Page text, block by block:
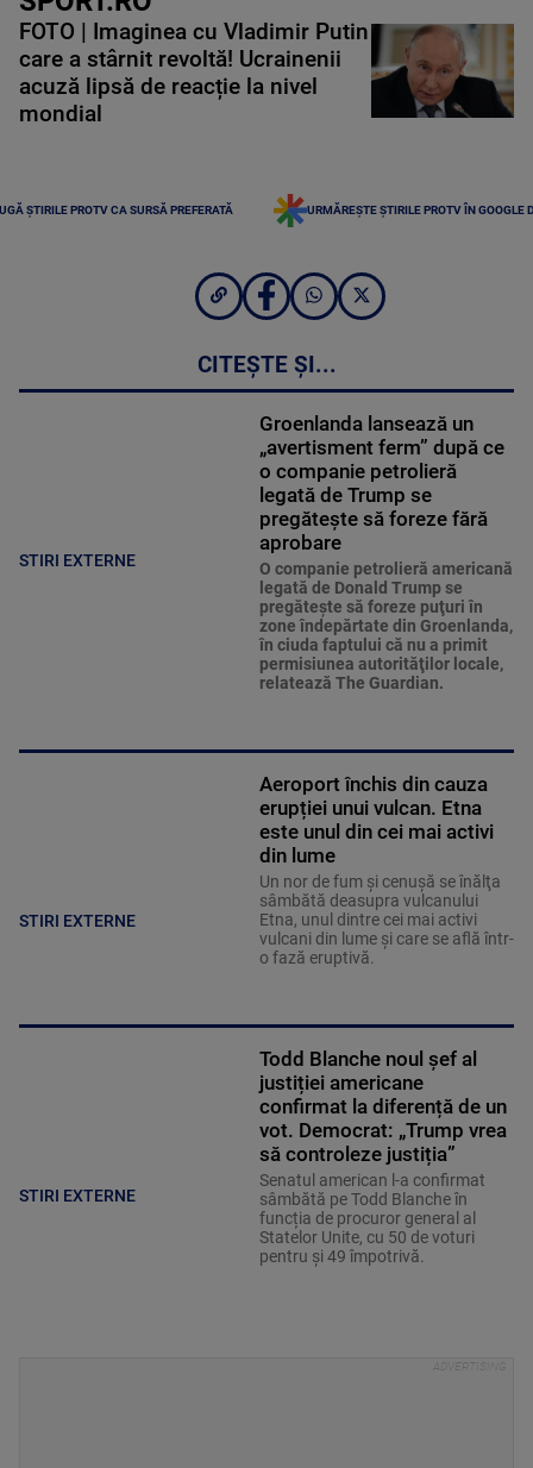
FOTO | Imaginea cu Vladimir Putin
care a stârnit revoltă! Ucrainenii
acuză lipsă de reacție la nivel
mondial
ȘTIRILE PROTV CA SURSĂ PREFERATĂ URMĂREȘTE ȘTIRILE PROTV ÎN GOOGLE
CITEȘTE ȘI...
STIRI EXTERNE
Groenlanda lansează un
„avertisment ferm” după ce
o companie petrolieră
legată de Trump se
pregătește să foreze fără
aprobare
O companie petrolieră americană
legată de Donald Trump se
pregăteşte să foreze puţuri în
zone îndepărtate din Groenlanda,
în ciuda faptului că nu a primit
permisiunea autorităţilor locale,
relatează The Guardian.
STIRI EXTERNE
Aeroport închis din cauza
erupției unui vulcan. Etna
este unul din cei mai activi
din lume
Un nor de fum şi cenuşă se înălţa
sâmbătă deasupra vulcanului
Etna, unul dintre cei mai activi
vulcani din lume şi care se află într-
o fază eruptivă.
STIRI EXTERNE
Todd Blanche noul șef al
justiției americane
confirmat la diferență de un
vot. Democrat: „Trump vrea
să controleze justiția”
Senatul american l-a confirmat
sâmbătă pe Todd Blanche în
funcția de procuror general al
Statelor Unite, cu 50 de voturi
pentru și 49 împotrivă.